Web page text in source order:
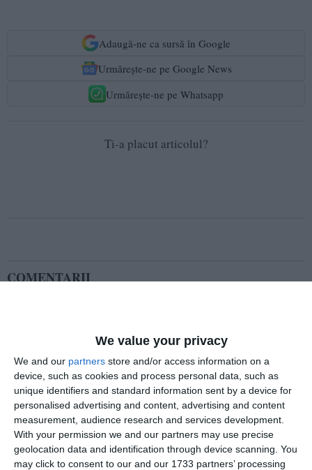
We value your privacy
We and our partners store and/or access information on a
device, such as cookies and process personal data, such as
unique identifiers and standard information sent by a device for
personalised advertising and content, advertising and content
measurement, audience research and services development.
With your permission we and our partners may use precise
geolocation data and identification through device scanning. You
may click to consent to our and our 1733 partners’ processing
Adaugă-ne ca sursă în Google
Urmărește-ne pe Google News
Urmărește-ne pe Whatsapp
Ti-a placut articolul?
COMENTARII
Email
Comentariu